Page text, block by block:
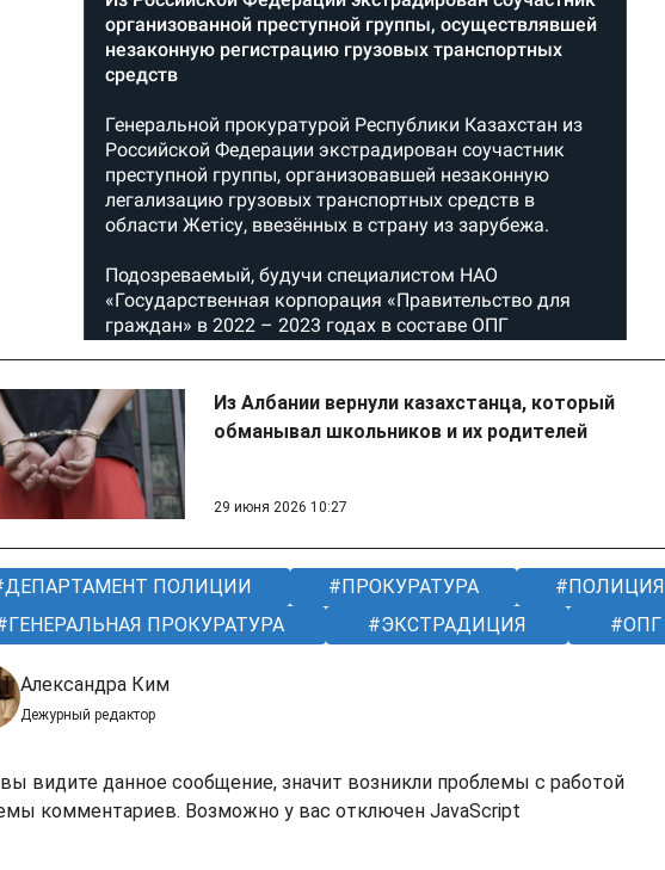
Из Албании вернули казахстанца, который
обманывал школьников и их родителей
29 июня 2026 10:27
ДЕПАРТАМЕНТ ПОЛИЦИИ ПРОКУРАТУРА
ПОЛИЦИЯ
ГЕНЕРАЛЬНАЯ ПРОКУРАТУРА
ЭКСТРАДИЦИЯ ОПГ
Александра Ким
Дежурный редактор
видите данное сообщение, значит возникли проблемы с работой
комментариев. Возможно у вас отключен JavaScript